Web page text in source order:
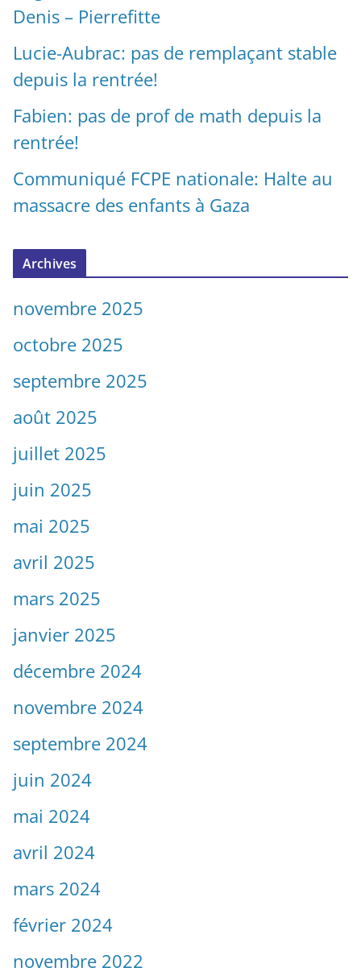
Denis – Pierrefitte
Lucie-Aubrac: pas de remplaçant stable
depuis la rentrée!
Fabien: pas de prof de math depuis la
rentrée!
Communiqué FCPE nationale: Halte au
massacre des enfants à Gaza
Archives
novembre 2025
octobre 2025
septembre 2025
août 2025
juillet 2025
juin 2025
mai 2025
avril 2025
mars 2025
janvier 2025
décembre 2024
novembre 2024
septembre 2024
juin 2024
mai 2024
avril 2024
mars 2024
février 2024
novembre 2022